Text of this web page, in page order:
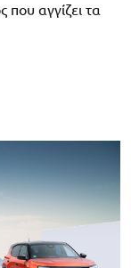
που αγγίζει τα